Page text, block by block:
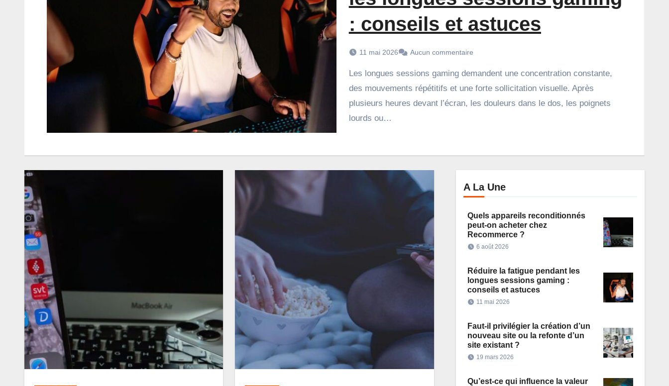
: conseils et astuces
11 mai 2026 Aucun commentaire
Les longues sessions gaming demandent une concentration constante,
des mouvements répétitifs et une forte sollicitation visuelle. Après
plusieurs heures devant l’écran, les douleurs dans le dos, les poignets
lourds ou…
A La Une
Quels appareils reconditionnés
peut-on acheter chez
Recommerce ?
6 août 2026
Réduire la fatigue pendant les
longues sessions gaming :
conseils et astuces
11 mai 2026
Faut-il privilégier la création d’un
nouveau site ou la refonte d’un
site existant ?
19 mars 2026
Qu’est-ce qui influence la valeur